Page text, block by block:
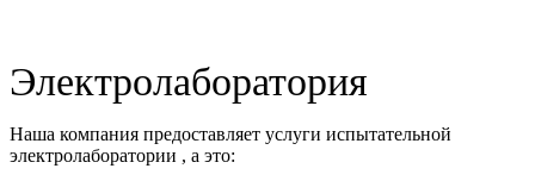
Электролаборатория
Наша компания предоставляет услуги испытательной
электролаборатории , а это: